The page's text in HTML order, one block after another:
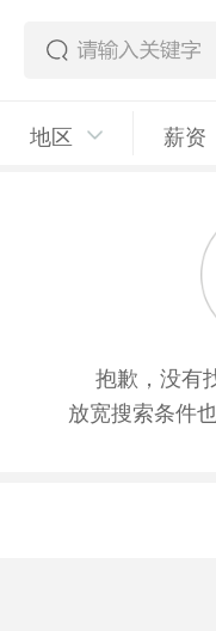
地区 薪资
抱歉，没有
放宽搜索条件